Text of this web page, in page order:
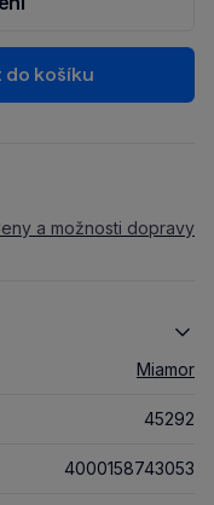
do košíku
a možnosti dopravy
Miamor
45292
4000158743053